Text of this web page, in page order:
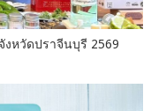
หวัดปราจีนบุรี 2569